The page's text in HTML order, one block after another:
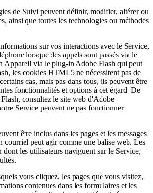
de Suivi peuvent définir, modifier, altérer ou
ainsi que toutes les technologies ou méthodes
sur vos interactions avec le Service,
lorsque des appels sont passés via le
Appareil via le plug-in Adobe Flash qui peut
les cookies HTML5 ne nécessitent pas de
cas, mais pas dans tous, ils peuvent être
fonctionnalités et options à cet égard. De
consultez le site web d'Adobe
Service peuvent ne pas fonctionner
être inclus dans les pages et les messages
courriel peut agir comme une balise web. Les
les utilisateurs naviguent sur le Service,
vous cliquez, les pages que vous visitez,
contenues dans les formulaires et les